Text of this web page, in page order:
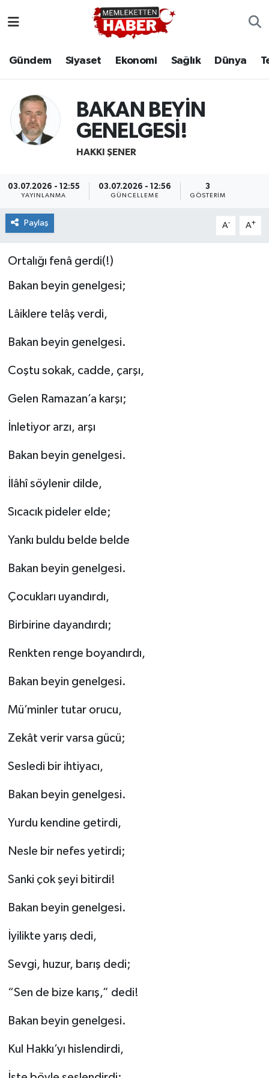
Gündem Siyaset Ekonomi Sağlık Dünya
BAKAN BEYİN
GENELGESİ!
HAKKI ŞENER
03.07.2026 - 12:55
YAYINLANMA
03.07.2026 - 12:56
GÜNCELLEME
3
GÖSTERIM
Paylaş A- A+
Ortalığı fenâ gerdi(!)
Bakan beyin genelgesi;
Lâiklere telâş verdi,
Bakan beyin genelgesi.
Coştu sokak, cadde, çarşı,
Gelen Ramazan’a karşı;
İnletiyor arzı, arşı
Bakan beyin genelgesi.
İlâhî söylenir dilde,
Sıcacık pideler elde;
Yankı buldu belde belde
Bakan beyin genelgesi.
Çocukları uyandırdı,
Birbirine dayandırdı;
Renkten renge boyandırdı,
Bakan beyin genelgesi.
Mü’minler tutar orucu,
Zekât verir varsa gücü;
Sesledi bir ihtiyacı,
Bakan beyin genelgesi.
Yurdu kendine getirdi,
Nesle bir nefes yetirdi;
Sanki çok şeyi bitirdi!
Bakan beyin genelgesi.
İyilikte yarış dedi,
Sevgi, huzur, barış dedi;
“Sen de bize karış,” dedi!
Bakan beyin genelgesi.
Kul Hakkı’yı hislendirdi,